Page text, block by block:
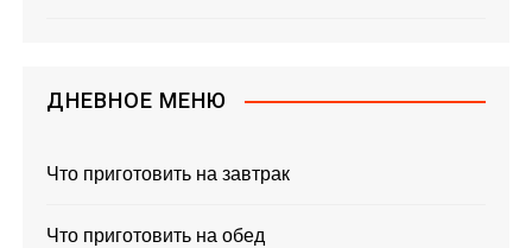
ДНЕВНОЕ МЕНЮ
Что приготовить на завтрак
Что приготовить на обед